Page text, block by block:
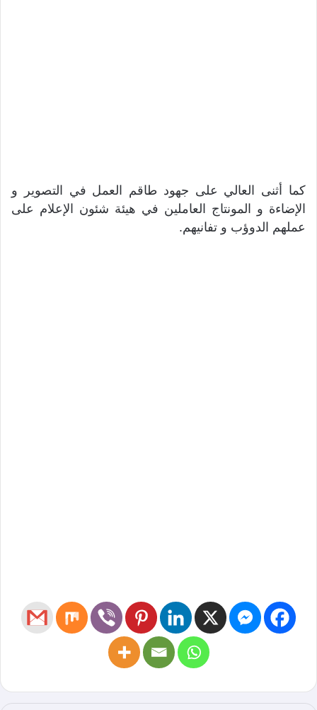
كما أثنى العالي على جهود طاقم العمل في التصوير و
الإضاءة و المونتاج العاملين في هيئة شئون الإعلام على
عملهم الدوؤب و تفانيهم.